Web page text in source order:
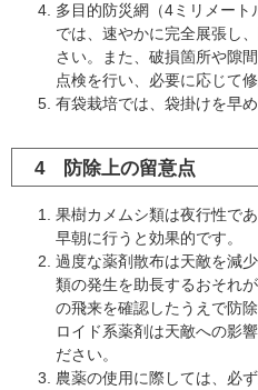
多目的防災網（4ミリメー
では、速やかに完全展張し
さい。また、破損箇所や隙
点検を行い、必要に応じて
有袋栽培では、袋掛けを早
4 防除上の留意点
果樹カメムシ類は夜行性で
早朝に行うと効果的です。
過度な薬剤散布は天敵を減
類の発生を助長するおそれ
の飛来を確認したうえで防
ロイド系薬剤は天敵への影
ださい。
農薬の使用に際しては、必